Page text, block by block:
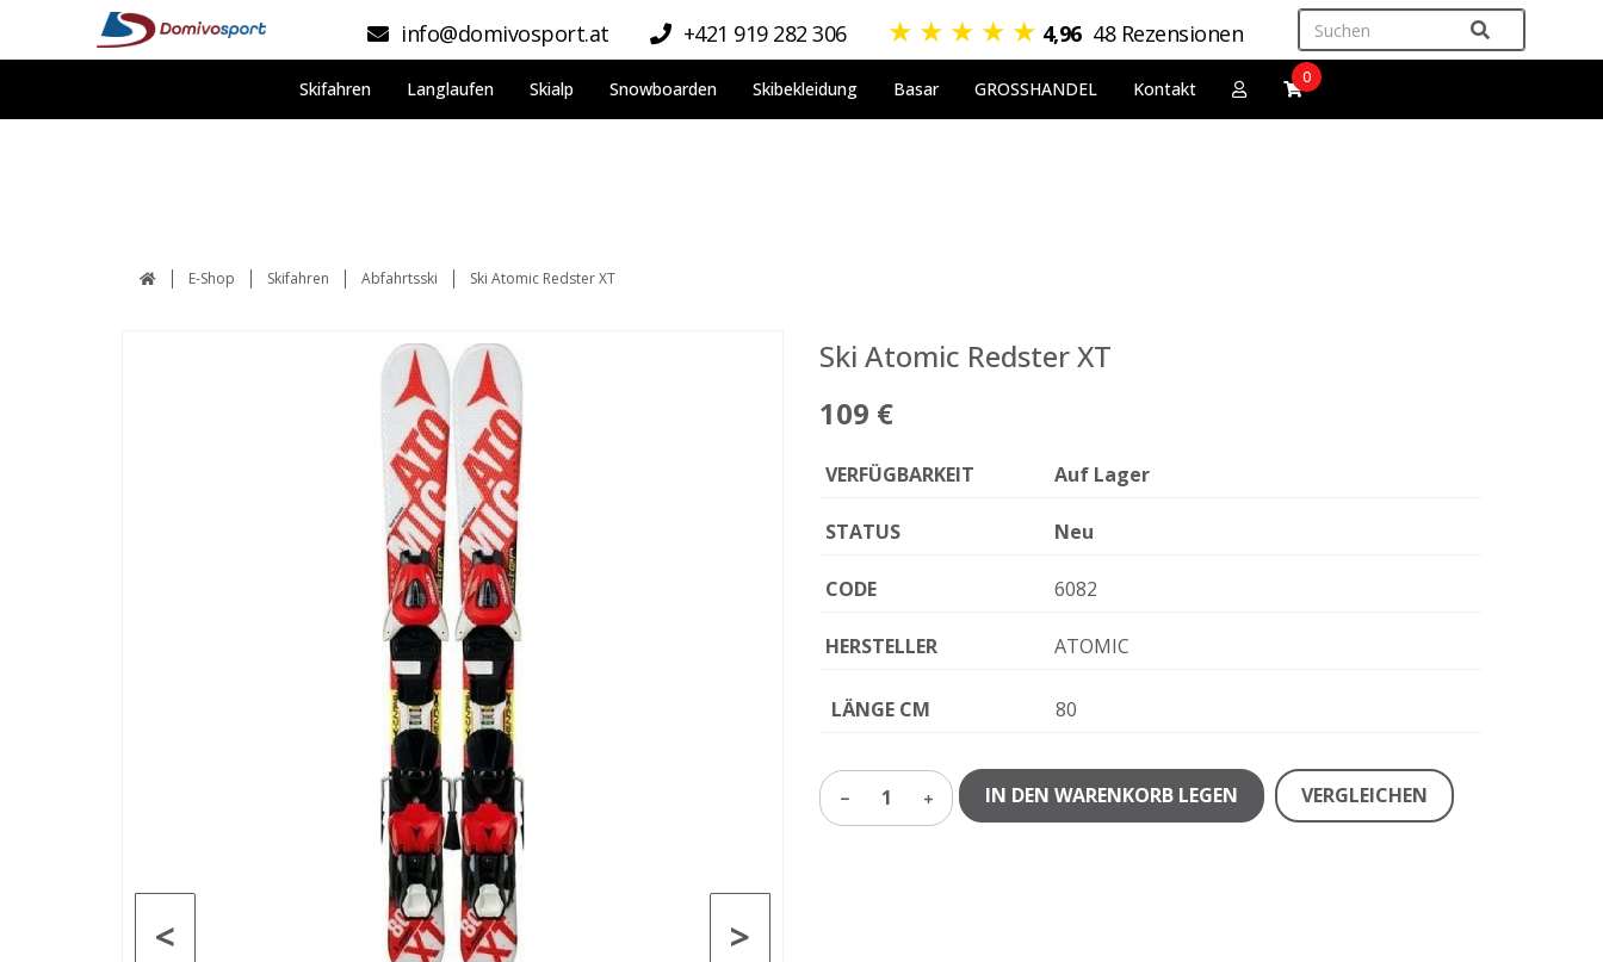
info@domivosport.at +421 919 282 306 ★ ★ ★ ★ ★ 4,96 48 Rezensionen
Skifahren Langlaufen Skialp Snowboarden Skibekleidung Basar GROSSHANDEL Kontakt
0
E-Shop Skifahren Abfahrtsski Ski Atomic Redster XT
>
<
Ski Atomic Redster XT
109 €
VERFÜGBARKEIT Auf Lager
STATUS Neu
CODE 6082
HERSTELLER ATOMIC
LÄNGE CM 80
1 IN DEN WARENKORB LEGEN VERGLEICHEN